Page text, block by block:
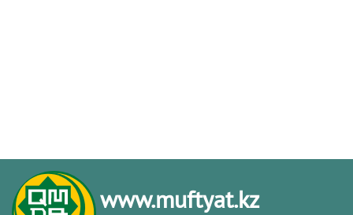
www.muftyat.kz